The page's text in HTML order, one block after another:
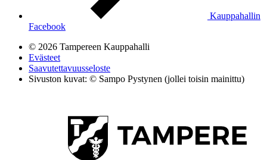
Kauppahallin
Facebook
© 2026 Tampereen Kauppahalli
Evästeet
Saavutettavuusseloste
Sivuston kuvat: © Sampo Pystynen (jollei toisin mainittu)